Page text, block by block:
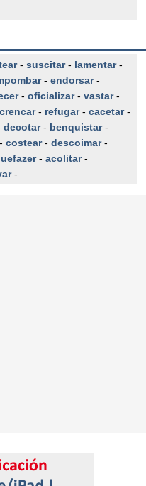
- suscitar- lamentar-
- endorsar-
- oficializar- vastar-
- refugar- cacetar-
decotar- benquistar-
costear- descoimar-
- acolitar-
-